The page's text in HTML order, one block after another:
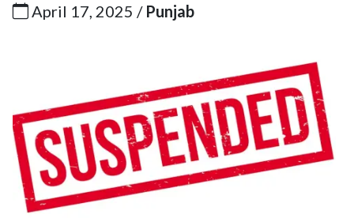
April 17, 2025 / Punjab